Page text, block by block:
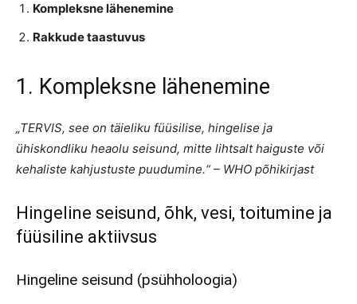
Kompleksne lähenemine
Rakkude taastuvus
1. Kompleksne lähenemine
„TERVIS, see on täieliku füüsilise, hingelise ja
ühiskondliku heaolu seisund, mitte lihtsalt haiguste või
kehaliste kahjustuste puudumine.“– WHO põhikirjast
Hingeline seisund, õhk, vesi, toitumine ja
füüsiline aktiivsus
Hingeline seisund (psühholoogia)